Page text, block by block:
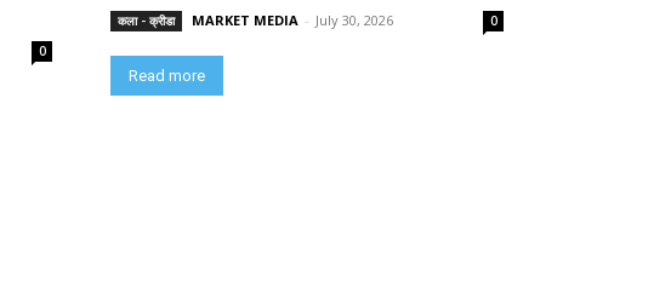
0
कला - क्रीडा MARKET MEDIA - July 30, 2026 0
Read more